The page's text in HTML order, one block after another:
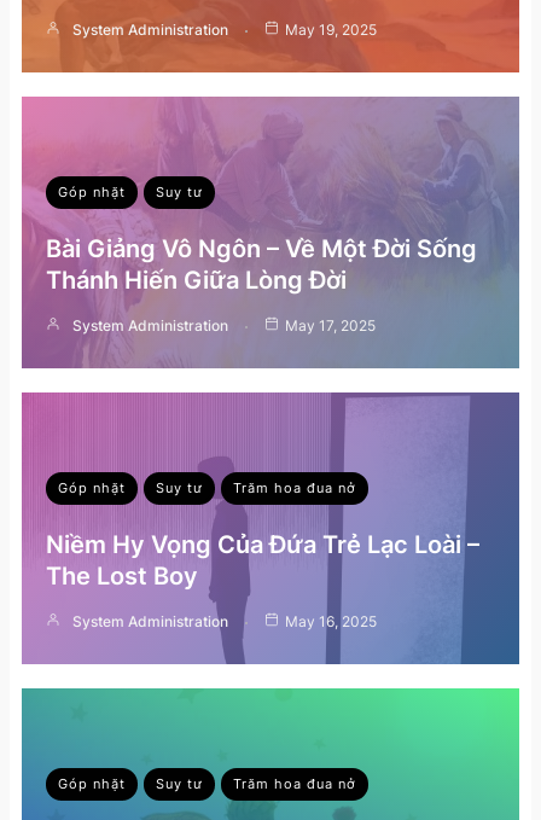
System Administration May 19, 2025
Góp nhặt Suy tư
Bài Giảng Vô Ngôn – Về Một Đời Sống
Thánh Hiến Giữa Lòng Đời
System Administration May 17, 2025
Góp nhặt Suy tư Trăm hoa đua nở
Niềm Hy Vọng Của Đứa Trẻ Lạc Loài –
The Lost Boy
System Administration May 16, 2025
Góp nhặt Suy tư Trăm hoa đua nở